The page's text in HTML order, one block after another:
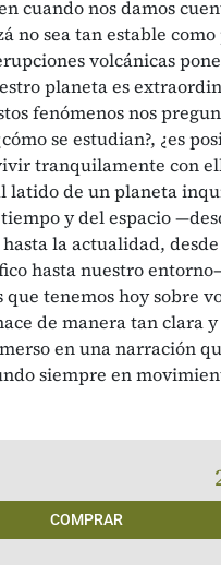
cuando nos damos
no sea tan estable como
volcánicas
planeta es
fenómenos nos
se estudian?, ¿es
tranquilamente con
latido de un planeta
y del espacio
la actualidad,
hasta nuestro
tenemos hoy sobre
de manera tan clara
en una narración
siempre en
COMPRAR